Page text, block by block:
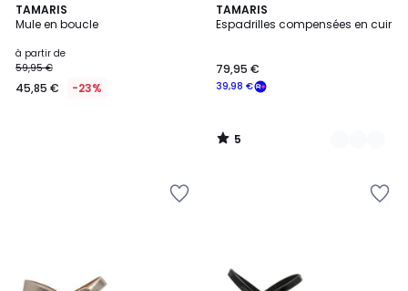
TAMARIS
Mule en boucle
à partir de
59,95 €
45,85 € -23%
TAMARIS
Espadrilles compensées en cuir
39,98 €
79,95 €
5
/
2
Couleurs
5
/